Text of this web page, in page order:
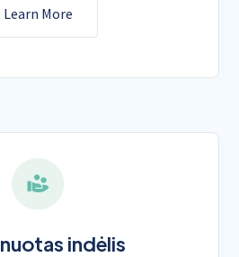
Learn More
indėlis